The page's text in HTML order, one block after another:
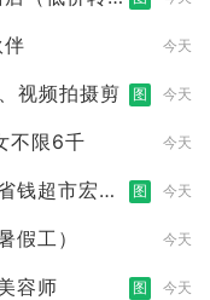
今天
视频拍摄剪 图 今天
不限6千 今天
钱超市宏声
图 今天
假工） 今天
容师 图 今天